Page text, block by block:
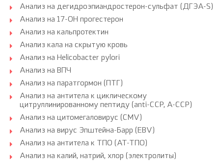
Анализ на дегидроэпиандростерон-сульфат (ДГЭА-S)
Анализ на 17-ОН прогестерон
Анализ на кальпротектин
Анализ кала на скрытую кровь
Анализ на Helicobacter pylori
Анализ на ВПЧ
Анализ на паратгормон (ПТГ)
Анализ на антитела к циклическому
цитруллинированному пептиду (anti-CCP, A-CCP)
Анализ на цитомегаловирус (CMV)
Анализ на вирус Эпштейна-Барр (EBV)
Анализ на антитела к ТПО (АТ-ТПО)
Анализ на калий, натрий, хлор (электролиты)